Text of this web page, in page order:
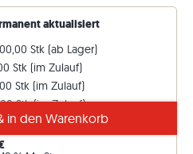
aktualisiert
Stk (ab Lager)
Stk (im Zulauf)
Stk (im Zulauf)
Stk (im Zulauf)
Stk (ab Werk)
in den Warenkorb